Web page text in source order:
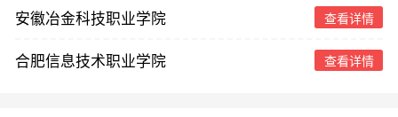
安徽冶金科技职业学院 查看详情
合肥信息技术职业学院 查看详情